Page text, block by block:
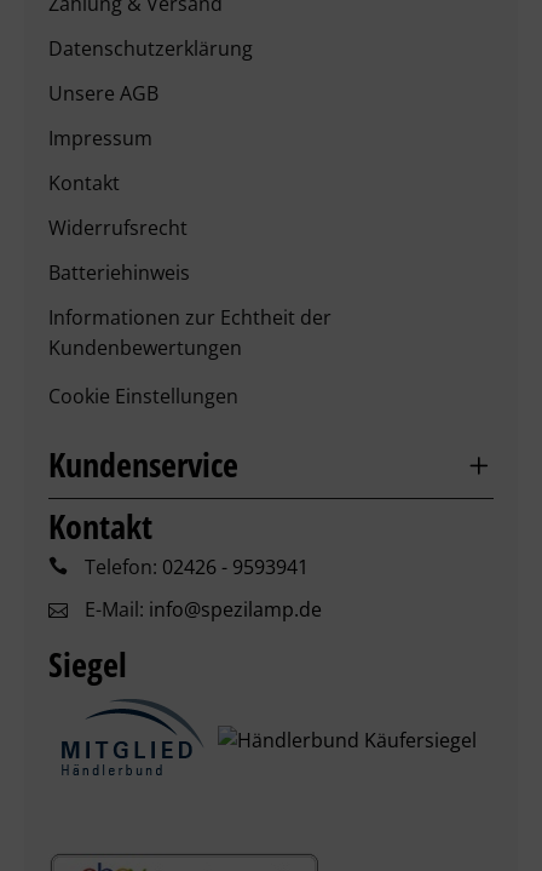
Datenschutzerklärung
Unsere AGB
Impressum
Kontakt
Widerrufsrecht
Batteriehinweis
Informationen zur Echtheit der
Kundenbewertungen
Cookie Einstellungen
Kundenservice
Kontakt
Telefon: 02426 - 9593941
E-Mail: info@spezilamp.de
Siegel